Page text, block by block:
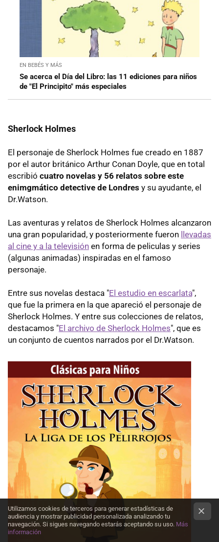
EN BEBÉS Y MÁS
Se acerca el Día del Libro: las 11 ediciones para niños
de "El Principito" más especiales
Sherlock Holmes
El personaje de Sherlock Holmes fue creado en 1887
por el autor británico Arthur Conan Doyle, que en total
escribió cuatro novelas y 56 relatos sobre este
enimgmático detective de Londres y su ayudante, el
Dr.Watson.
Las aventuras y relatos de Sherlock Holmes alcanzaron
una gran popularidad, y posteriormente fueron llevadas
al cine y a la televisión en forma de peliculas y series
(algunas animadas) inspiradas en el famoso
personaje.
Entre sus novelas destaca "El estudio en escarlata",
que fue la primera en la que apareció el personaje de
Sherlock Holmes. Y entre sus colecciones de relatos,
destacamos "El archivo de Sherlock Holmes", que es
un conjunto de cuentos narrados por el Dr.Watson.
Utilizamos cookies de terceros para generar estadísticas de
audiencia y mostrar publicidad personalizada analizando tu
navegación. Si sigues navegando estarás aceptando su uso. Más
información